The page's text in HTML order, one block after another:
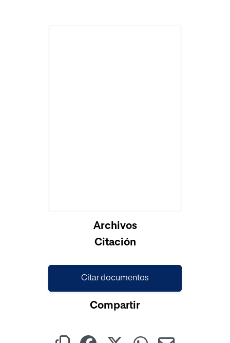
Archivos
Citación
Citar documentos
Compartir